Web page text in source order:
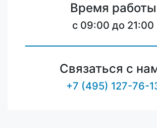
Время работы
c 09:00 до 21:00
Связаться с
+7 (495) 127-76-